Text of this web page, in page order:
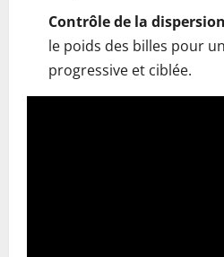
Contrôle de la dispersion
le poids des billes pour
progressive et ciblée.